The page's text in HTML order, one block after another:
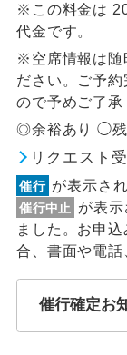
※この料金は
代金です。
※空席情報は随
ださい。ご予
ので予めご了承
◎余裕あり ◯
リクエスト
催行 が表示さ
催行中止
が表
ました。お申
合、書面や電話
催行確定お